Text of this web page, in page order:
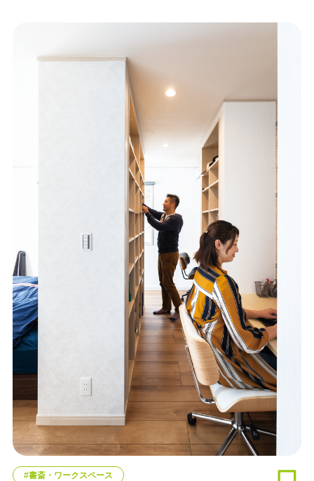
#書斎・ワークスペース